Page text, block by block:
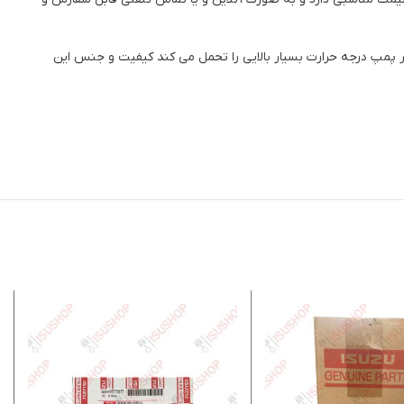
واتر پمپ درجه حرارت بسیار بالایی را تحمل می کند کیفیت و جنس این